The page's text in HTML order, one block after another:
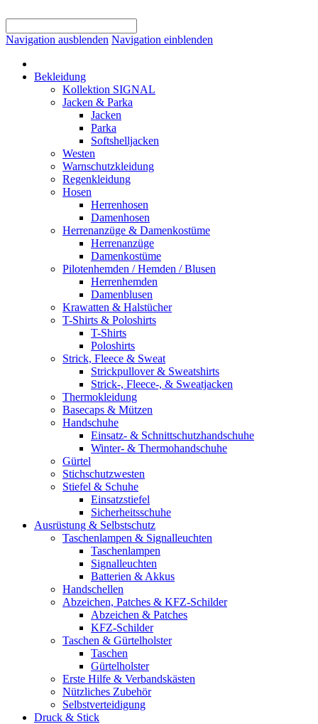
Navigation ausblenden Navigation einblenden
Bekleidung
Kollektion SIGNAL
Jacken & Parka
Jacken
Parka
Softshelljacken
Westen
Warnschutzkleidung
Regenkleidung
Hosen
Herrenhosen
Damenhosen
Herrenanzüge & Damenkostüme
Herrenanzüge
Damenkostüme
Pilotenhemden / Hemden / Blusen
Herrenhemden
Damenblusen
Krawatten & Halstücher
T-Shirts & Poloshirts
T-Shirts
Poloshirts
Strick, Fleece & Sweat
Strickpullover & Sweatshirts
Strick-, Fleece-, & Sweatjacken
Thermokleidung
Basecaps & Mützen
Handschuhe
Einsatz- & Schnittschutzhandschuhe
Winter- & Thermohandschuhe
Gürtel
Stichschutzwesten
Stiefel & Schuhe
Einsatzstiefel
Sicherheitsschuhe
Ausrüstung & Selbstschutz
Taschenlampen & Signalleuchten
Taschenlampen
Signalleuchten
Batterien & Akkus
Handschellen
Abzeichen, Patches & KFZ-Schilder
Abzeichen & Patches
KFZ-Schilder
Taschen & Gürtelholster
Taschen
Gürtelholster
Erste Hilfe & Verbandskästen
Nützliches Zubehör
Selbstverteidigung
Druck & Stick